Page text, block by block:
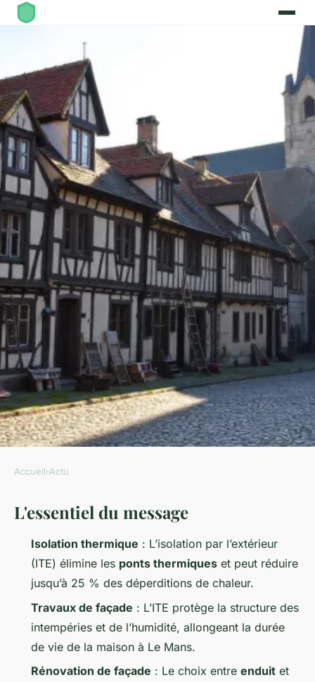
Les meilleurs artisans pour
votre rénovation de façade au
Mans
Cheikh • •
Accueil›Actu
L'essentiel du message
Isolation thermique : L’isolation par l’extérieur
(ITE) élimine les ponts thermiques et peut réduire
jusqu’à 25 % des déperditions de chaleur.
Travaux de façade : L’ITE protège la structure des
intempéries et de l’humidité, allongeant la durée
de vie de la maison à Le Mans.
Rénovation de façade : Le choix entre enduit et